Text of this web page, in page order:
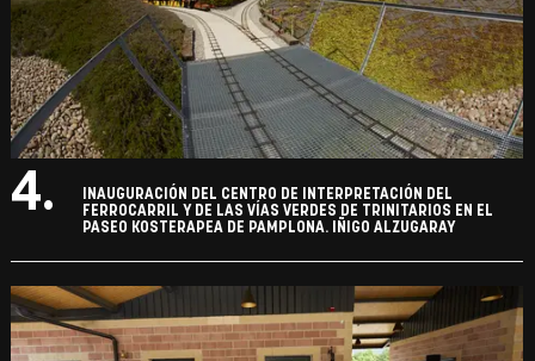
4.
INAUGURACIÓN DEL CENTRO DE INTERPRETACIÓN DEL
FERROCARRIL Y DE LAS VÍAS VERDES DE TRINITARIOS EN EL
PASEO KOSTERAPEA DE PAMPLONA. IÑIGO ALZUGARAY